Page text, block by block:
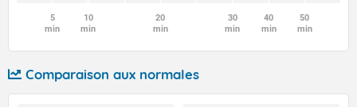
5
min
10
min
20
min
30
min
40
min
50
min
Comparaison aux normales